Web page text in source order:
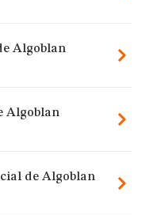
Algoblan
Algoblan
de Algoblan